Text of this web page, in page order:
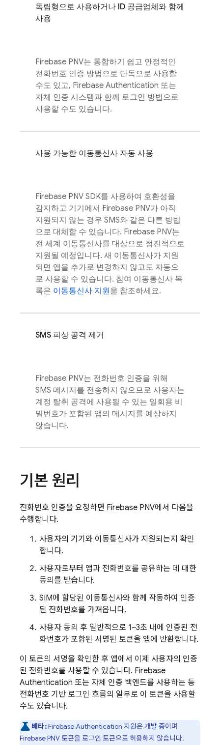
독립형으로 사용하거나 ID 공급업체와 함께
사용
Firebase PNV는 통합하기 쉽고 안정적인
전화번호 인증 방법으로 단독으로 사용할
수도 있고, Firebase Authentication 또는
자체 인증 시스템과 함께 로그인 방법으로
사용할 수도 있습니다.
사용 가능한 이동통신사 자동 사용
Firebase PNV SDK를 사용하여 호환성을
감지하고 기기에서 Firebase PNV가 아직
지원되지 않는 경우 SMS와 같은 다른 방법
으로 대체할 수 있습니다. Firebase PNV는
전 세계 이동통신사를 대상으로 점진적으로
지원될 예정입니다. 새 이동통신사가 지원
되면 앱을 추가로 변경하지 않고도 자동으
로 사용할 수 있습니다. 참여 이동통신사 목
록은 이동통신사 지원을 참조하세요.
SMS 피싱 공격 제거
Firebase PNV는 전화번호 인증을 위해
SMS 메시지를 전송하지 않으므로 사용자는
계정 탈취 공격에 사용될 수 있는 일회용 비
밀번호가 포함된 앱의 메시지를 예상하지
않습니다.
기본 원리
전화번호 인증을 요청하면 Firebase PNV에서 다음을
수행합니다.
사용자의 기기와 이동통신사가 지원되는지 확인
합니다.
사용자로부터 앱과 전화번호를 공유하는 데 대한
동의를 받습니다.
SIM에 할당된 이동통신사와 함께 작동하여 인증
된 전화번호를 가져옵니다.
사용자 동의 후 일반적으로 1~3초 내에 인증된 전
화번호가 포함된 서명된 토큰을 앱에 반환합니다.
이 토큰의 서명을 확인한 후 앱에서 이제 사용자의 인증
된 전화번호를 사용할 수 있습니다. Firebase
Authentication 또는 자체 인증 백엔드를 사용하는 등
전화번호 기반 로그인 흐름의 일부로 이 토큰을 사용할
수도 있습니다.
베타:Firebase Authentication 지원은 개발 중이며
Firebase PNV 토큰을 로그인 토큰으로 허용하지 않습니다.